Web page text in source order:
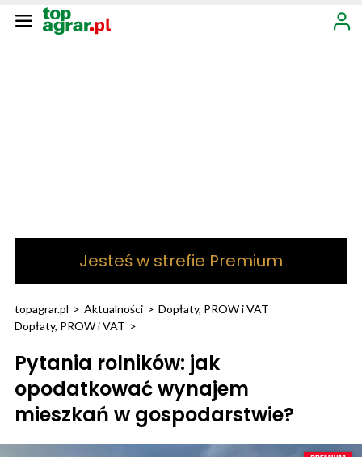
Jesteś w strefie Premium
topagrar.pl > Aktualności > Dopłaty, PROW i VAT
Dopłaty, PROW i VAT >
Pytania rolników: jak
opodatkować wynajem
mieszkań w gospodarstwie?